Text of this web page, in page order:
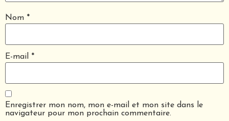
Nom *
E-mail *
Enregistrer mon nom, mon e-mail et mon site dans le
navigateur pour mon prochain commentaire.